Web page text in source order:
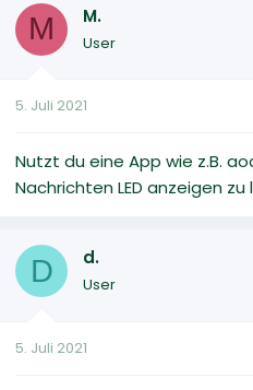
M M.
User
5. Juli 2021
Nutzt du eine App wie z.B.
Nachrichten LED anzeigen zu
D d.
User
5. Juli 2021